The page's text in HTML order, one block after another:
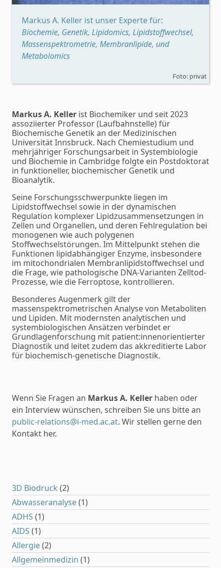
Markus A. Keller ist unser Experte für:
Biochemie, Genetik, Lipidomics, Lipidstoffwechsel,
Massenspektrometrie, Membranlipide, und
Metabolomics
Foto: privat
Markus A. Keller ist Biochemiker und seit 2023
assoziierter Professor (Laufbahnstelle) für
Biochemische Genetik an der Medizinischen
Universität Innsbruck. Nach Chemiestudium und
mehrjähriger Forschungsarbeit in Systembiologie
und Biochemie in Cambridge folgte ein Postdoktorat
in funktioneller, biochemischer Genetik und
Bioanalytik.
Seine Forschungsschwerpunkte liegen im
Lipidstoffwechsel sowie in der dynamischen
Regulation komplexer Lipidzusammensetzungen in
Zellen und Organellen, und deren Fehlregulation bei
monogenen wie auch polygenen
Stoffwechselstörungen. Im Mittelpunkt stehen die
Funktionen lipidabhängiger Enzyme, insbesondere
im mitochondrialen Membranlipidstoffwechsel und
die Frage, wie pathologische DNA-Varianten Zelltod-
Prozesse, wie die Ferroptose, kontrollieren.
Besonderes Augenmerk gilt der
massenspektrometrischen Analyse von Metaboliten
und Lipiden. Mit modernsten analytischen und
systembiologischen Ansätzen verbindet er
Grundlagenforschung mit patient:innenorientierter
Diagnostik und leitet zudem das akkreditierte Labor
für biochemisch-genetische Diagnostik.
Wenn Sie Fragen an Markus A. Keller haben oder
ein Interview wünschen, schreiben Sie uns bitte an
public-relations@i-med.ac.at. Wir stellen gerne den
Kontakt her.
3D Biodruck (2)
Abwasseranalyse(1)
ADHS (1)
AIDS (1)
Allergie(2)
Allgemeinmedizin (1)